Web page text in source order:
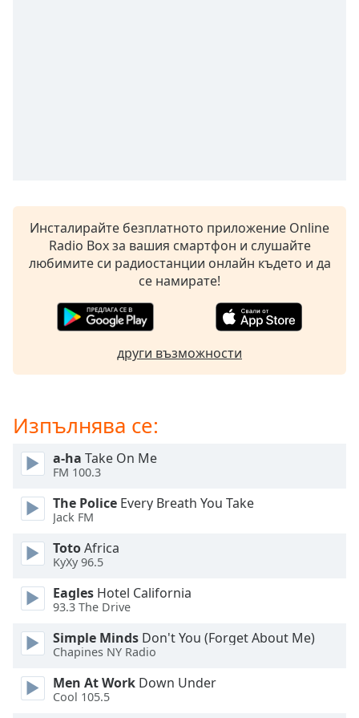
subtitles
settings
dialog
subtitles
This
modal
window.
dialog
window.
Escape
cancel
and
close
Инсталирайте безплатното приложение Online
Radio Box за вашия смартфон и слушайте
любимите си радиостанции онлайн където и да
се намирате!
други възможности
Изпълнява се:
a-ha Take On Me
FM 100.3
The Police Every Breath You Take
Jack FM
TotoAfrica
KyXy 96.5
Eagles Hotel California
93.3 The Drive
Simple Minds Don't You (Forget About Me)
Chapines NY Radio
Men At Work Down Under
Cool 105.5